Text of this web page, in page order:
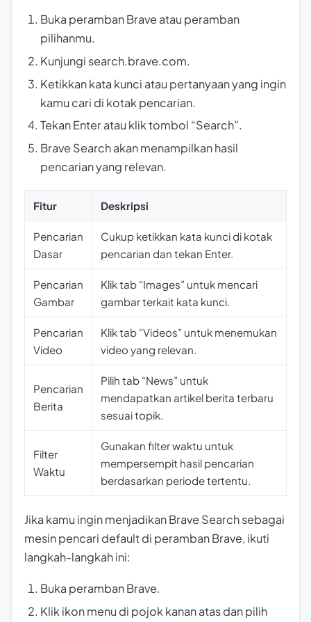
Buka peramban Brave atau peramban
pilihanmu.
Kunjungi search.brave.com.
Ketikkan kata kunci atau pertanyaan yang ingin
kamu cari di kotak pencarian.
Tekan Enter atau klik tombol “Search”.
Brave Search akan menampilkan hasil
pencarian yang relevan.
Fitur Deskripsi
Pencarian
Dasar
Cukup ketikkan kata kunci di kotak
pencarian dan tekan Enter.
Pencarian
Gambar
Klik tab “Images” untuk mencari
gambar terkait kata kunci.
Pencarian
Video
Klik tab “Videos” untuk menemukan
video yang relevan.
Pencarian
Berita
Pilih tab “News” untuk
mendapatkan artikel berita terbaru
sesuai topik.
Filter
Waktu
Gunakan filter waktu untuk
mempersempit hasil pencarian
berdasarkan periode tertentu.
Jika kamu ingin menjadikan Brave Search sebagai
mesin pencari default di peramban Brave, ikuti
langkah-langkah ini:
Buka peramban Brave.
Klik ikon menu di pojok kanan atas dan pilih